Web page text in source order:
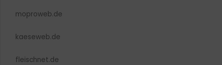
moproweb.de
kaeseweb.de
fleischnet.de